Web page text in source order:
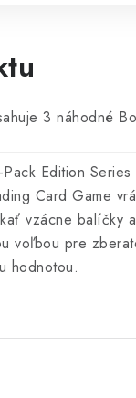
3 náhodné
Edition
Card Game
vzácne balíčky
voľbou pre
hodnotou.